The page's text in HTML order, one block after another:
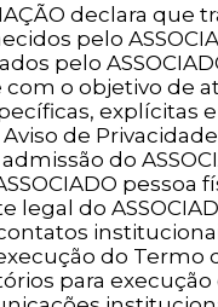
declara que
pelo
pelo
o objetivo de
explícitas
de
do
pessoa
legal do
do Termo
para execução